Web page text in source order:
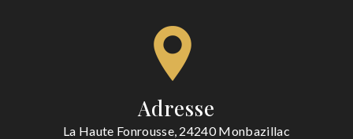
Adresse
La Haute Fonrousse, 24240 Monbazillac